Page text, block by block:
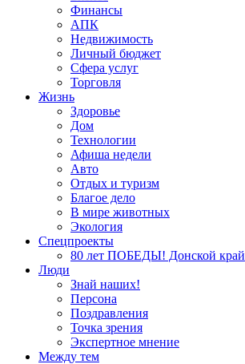
Финансы
АПК
Недвижимость
Личный бюджет
Сфера услуг
Торговля
Жизнь
Здоровье
Дом
Технологии
Афиша недели
Авто
Отдых и туризм
Благое дело
В мире животных
Экология
Спецпроекты
80 лет ПОБЕДЫ! Донской край
Люди
Знай наших!
Персона
Поздравления
Точка зрения
Экспертное мнение
Между тем